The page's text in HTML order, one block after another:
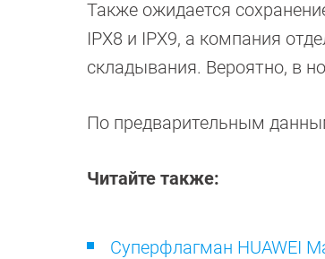
Также ожидается
IPX8 и IPX9, а компания
складывания. Вероятно, в
По предварительным
Читайте также:
Суперфлагман HUAWEI